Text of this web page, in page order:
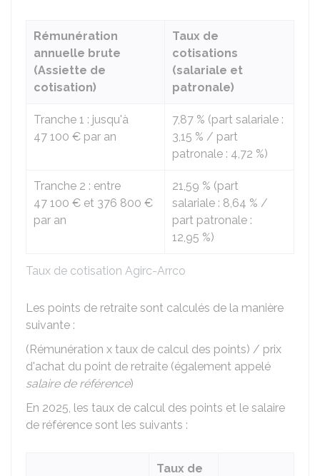
Taux de cotisation Agirc-Arrco
Rémunération
annuelle brute
(Assiette de
cotisation)
Taux de
cotisations
(salariale et
patronale)
Tranche 1 : jusqu'à
47 100 € par an
7,87 % (part salariale :
3,15 % / part
patronale : 4,72 %)
Tranche 2 : entre
47 100 € et 376 800 €
par an
21,59 % (part
salariale : 8,64 % /
part patronale :
12,95 %)
Les points de retraite sont calculés de la manière
suivante :
(Rémunération x taux de calcul des points) / prix
d'achat du point de retraite (également appelé
salaire de référence)
En 2025, les taux de calcul des points et le salaire
de référence sont les suivants :
Taux de